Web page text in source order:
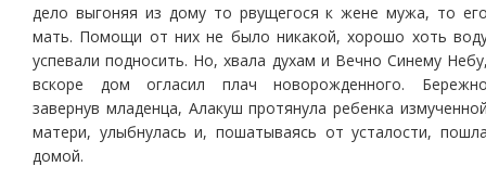
дело выгоняя из дому то рвущегося к жене мужа, то
мать. Помощи от них не было никакой, хорошо хоть
успевали подносить. Но, хвала духам и Вечно Синему
вскоре дом огласил плач новорожденного.
завернув младенца, Алакуш протянула ребенка
матери, улыбнулась и, пошатываясь от усталости,
домой.